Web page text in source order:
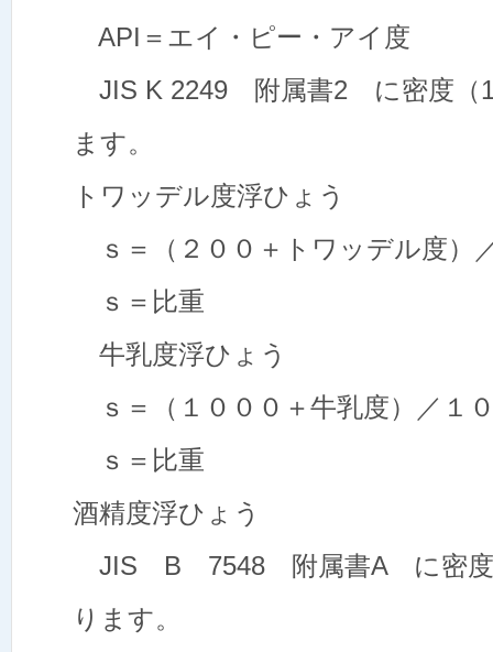
API＝エイ・ピー・アイ
JIS K 2249 附属書2 に密度（
ます。
トワッデル度浮ひょう
ｓ＝（２００＋トワッデ
ｓ＝比重
牛乳度浮ひょう
ｓ＝（１０００＋牛乳度）
ｓ＝比重
酒精度浮ひょう
JIS B 7548 附属書A に密度
ります。